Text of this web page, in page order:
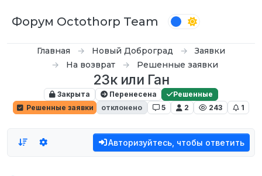
Форум Octothorp Team
Главная Новый Доброград
Заявки
На возврат
Решенные заявки
23к или Ган
Закрыта Перенесена
Решенные
Решенные заявки
отклонено 5 2 243 1
Авторизуйтесь, чтобы ответить